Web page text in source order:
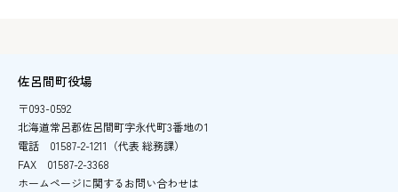
佐呂間町役場
〒093-0592
北海道常呂郡佐呂間町字永代町3番地の1
電話
01587-2-1211（代表 総務課）
FAX
01587-2-3368
ホームページに関するお問い合わせは